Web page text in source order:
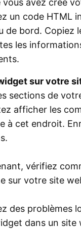
vous avez créé
un code HTML
de bord. Copiez
les
sur votre
sections de
afficher les
à cet endroit.
vérifiez
sur votre site
des problèmes
dans un site